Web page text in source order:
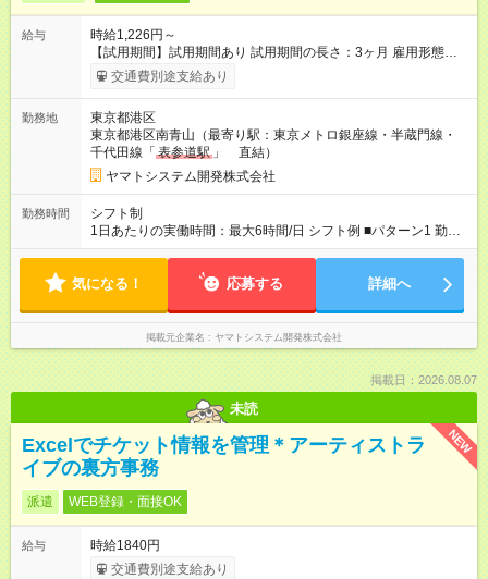
給与
時給1,226円～
【試用期間】試用期間あり 試用期間の長さ：3ヶ月 雇用形態、
給与は本採用時と同じです。
交通費別途支給あり
勤務地
東京都港区
東京都港区南青山（最寄り駅：東京メトロ銀座線・半蔵門線・
千代田線「 表参道駅 」 直結）
ヤマトシステム開発株式会社
勤務時間
シフト制
1日あたりの実働時間：最大6時間/日 シフト例 ■パターン1 勤務
時間 9：00～16：00（休憩1時間、実働6時間） 勤務日数 週
実働5時間） 勤務日数 週3日以上
気になる！ 応募する 詳細へ
掲載元企業名 ヤマトシステム開発株式会社
掲載日：2026.08.07
未読
NEW
Excelでチケット情報を管理＊アーティストラ
イブの裏方事務
派遣 WEB登録・面接OK
給与
時給1840円
交通費別途支給あり